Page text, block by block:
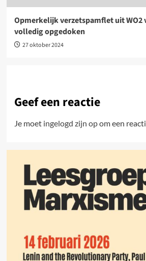
Opmerkelijk verzetspamflet uit WO2
volledig opgedoken
27 oktober 2024
Geef een reactie
Je moet ingelogd zijn opom een